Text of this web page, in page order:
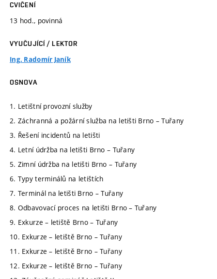
CVIČENÍ
13 hod., povinná
VYUČUJÍCÍ / LEKTOR
Ing. Radomír Janík
OSNOVA
1. Letištní provozní služby
2. Záchranná a požární služba na letišti Brno – Tuřany
3. Řešení incidentů na letišti
4. Letní údržba na letišti Brno – Tuřany
5. Zimní údržba na letišti Brno – Tuřany
6. Typy terminálů na letištích
7. Terminál na letišti Brno – Tuřany
8. Odbavovací proces na letišti Brno – Tuřany
9. Exkurze – letiště Brno – Tuřany
10. Exkurze – letiště Brno – Tuřany
11. Exkurze – letiště Brno – Tuřany
12. Exkurze – letiště Brno – Tuřany